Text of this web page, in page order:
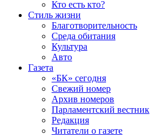
Кто есть кто?
Стиль жизни
Благотворительность
Среда обитания
Культура
Авто
Газета
«БК» сегодня
Свежий номер
Архив номеров
Парламентский вестник
Редакция
Читатели о газете